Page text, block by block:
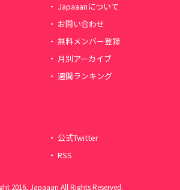
Japaaanについて
お問い合わせ
無料メンバー登録
月別アーカイブ
週間ランキング
公式Twitter
RSS
2016, Japaaan All Rights Reserved.